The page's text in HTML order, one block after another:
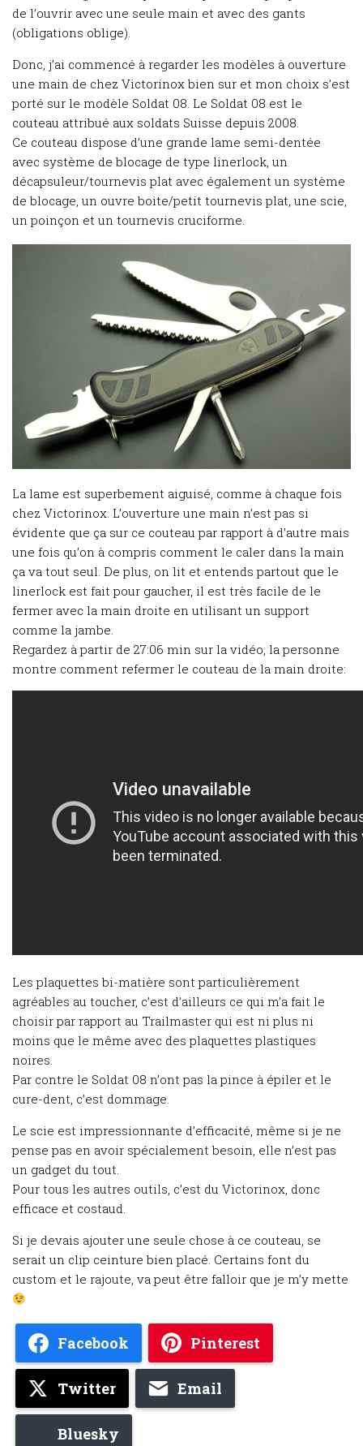
de l’ouvrir avec une seule main et avec des gants
(obligations oblige).
Donc, j’ai commencé à regarder les modèles à ouverture
une main de chez Victorinox bien sur et mon choix s’est
porté sur le modèle Soldat 08. Le Soldat 08 est le
couteau attribué aux soldats Suisse depuis 2008.
Ce couteau dispose d’une grande lame semi-dentée
avec système de blocage de type linerlock, un
décapsuleur/tournevis plat avec également un système
de blocage, un ouvre boite/petit tournevis plat, une scie,
un poinçon et un tournevis cruciforme.
La lame est superbement aiguisé, comme à chaque fois
chez Victorinox. L’ouverture une main n’est pas si
évidente que ça sur ce couteau par rapport à d’autre mais
une fois qu’on à compris comment le caler dans la main
ça va tout seul. De plus, on lit et entends partout que le
linerlock est fait pour gaucher, il est très facile de le
fermer avec la main droite en utilisant un support
comme la jambe.
Regardez à partir de 27:06 min sur la vidéo, la personne
montre comment refermer le couteau de la main droite:
Les plaquettes bi-matière sont particulièrement
agréables au toucher, c’est d’ailleurs ce qui m’a fait le
choisir par rapport au Trailmaster qui est ni plus ni
moins que le même avec des plaquettes plastiques
noires.
Par contre le Soldat 08 n’ont pas la pince à épiler et le
cure-dent, c’est dommage.
Le scie est impressionnante d’efficacité, même si je ne
pense pas en avoir spécialement besoin, elle n’est pas
un gadget du tout.
Pour tous les autres outils, c’est du Victorinox, donc
efficace et costaud.
Si je devais ajouter une seule chose à ce couteau, se
serait un clip ceinture bien placé. Certains font du
custom et le rajoute, va peut être falloir que je m’y mette
Facebook Pinterest
Twitter Email
Bluesky